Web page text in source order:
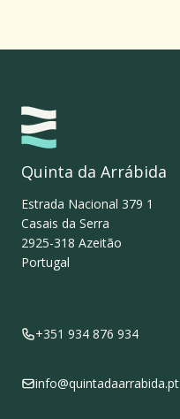
Quinta da Arrábida
Estrada Nacional 379 1
Casais da Serra
2925-318 Azeitão
Portugal
+351 934 876 934
info@quintadaarrabida.pt